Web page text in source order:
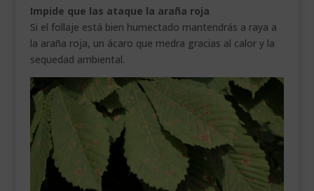
Impide que las ataque la araña roja
Si el follaje está bien humectado mantendrás a raya a
la araña roja, un ácaro que medra gracias al calor y la
sequedad ambiental.